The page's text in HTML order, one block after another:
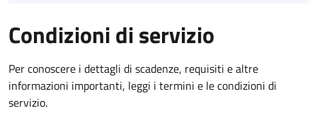
Condizioni di servizio
Per conoscere i dettagli di scadenze, requisiti e altre
informazioni importanti, leggi i termini e le condizioni di
servizio.